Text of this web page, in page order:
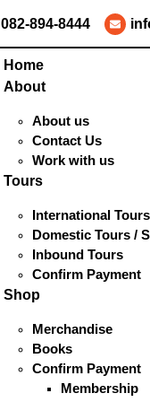
082-894-8444
Home
About
About us
Contact Us
Work with us
Tours
International Tours
Domestic Tours /
Inbound Tours
Confirm Payment
Shop
Merchandise
Books
Confirm Payment
Membership